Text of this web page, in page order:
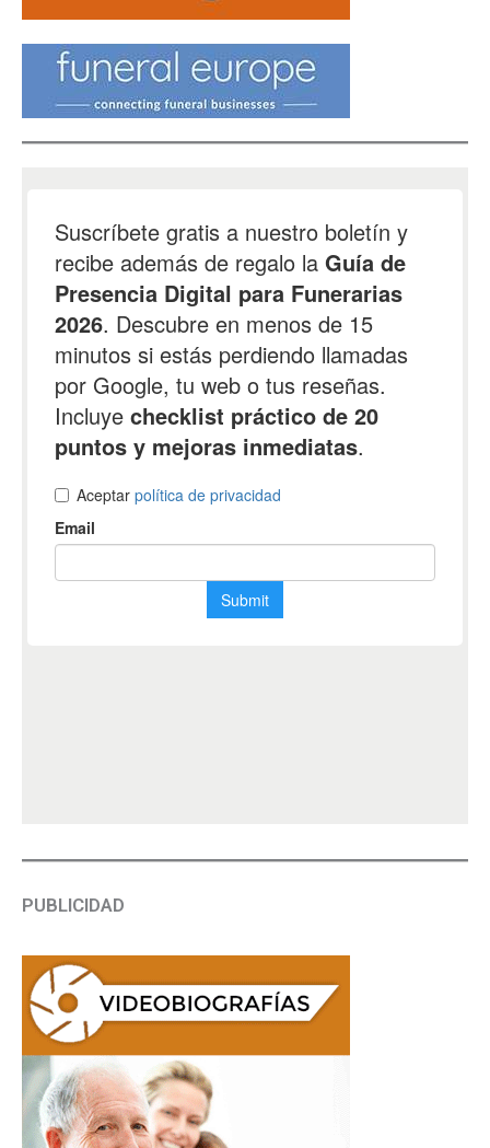
PUBLICIDAD